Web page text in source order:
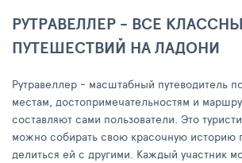
РУТРАВЕЛЛЕР - ВСЕ
ПУТЕШЕСТВИЙ НА ЛАДОНИ
Рутравеллер - масштабный путеводитель
местам, достопримечательностям и
составляют сами пользователи. Это
можно собирать свою красочную историю
делиться ей с другими. Каждый участник